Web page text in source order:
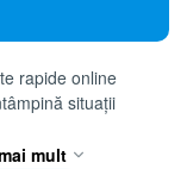
rapide online
situații
mult